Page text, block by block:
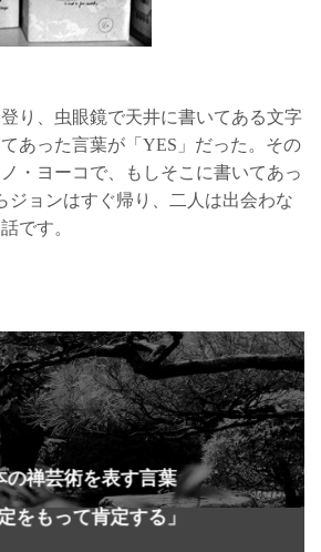
り、虫眼鏡で天井に書いてある文字
あった言葉が「YES」だった。その
・ヨーコで、もしそこに書いてあっ
ジョンはすぐ帰り、二人は出会わな
です。
の禅芸術を表す言葉
定をもって肯定する」